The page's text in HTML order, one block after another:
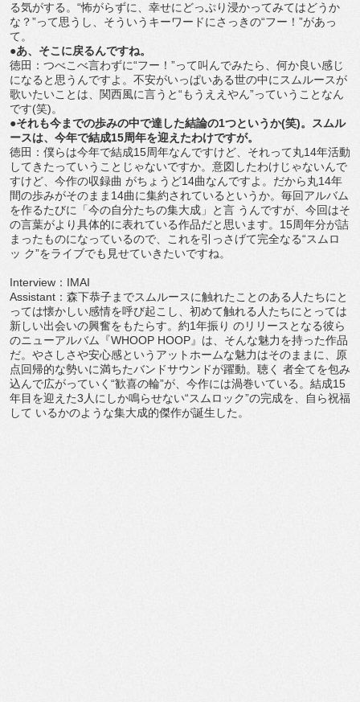
る気がする。“怖がらずに、幸せにどっぷり浸かってみてはどうか
な？”って思うし、そういうキーワードにさっきの“フー！”があっ
て。
●あ、そこに戻るんですね。
徳田：つべこべ言わずに“フー！”って叫んでみたら、何か良い感じ
になると思うんですよ。不安がいっぱいある世の中にスムルースが
歌いたいことは、関西風に言うと“もうええやん”っていうことなん
です(笑)。
●それも今までの歩みの中で達した結論の1つというか(笑)。スムル
ースは、今年で結成15周年を迎えたわけですが。
徳田：僕らは今年で結成15周年なんですけど、それって丸14年活動
してきたっていうことじゃないですか。意図したわけじゃないんで
すけど、今作の収録曲 がちょうど14曲なんですよ。だから丸14年
間の歩みがそのまま14曲に集約されているというか。毎回アルバム
を作るたびに「今の自分たちの集大成」と言 うんですが、今回はそ
の言葉がより具体的に表れている作品だと思います。15周年分が詰
まったものになっているので、これを引っさげて完全なる“スムロ
ッ ク”をライブでも見せていきたいですね。
Interview：IMAI
Assistant：森下恭子までスムルースに触れたことのある人たちにと
っては懐かしい感情を呼び起こし、初めて触れる人たちにとっては
新しい出会いの興奮をもたらす。約1年振り のリリースとなる彼ら
のニューアルバム『WHOOP HOOP』は、そんな魅力を持った作品
だ。やさしさや安心感というアットホームな魅力はそのままに、原
点回帰的な勢いに満ちたバンドサウンドが躍動。聴く 者全てを包み
込んで広がっていく“歓喜の輪”が、今作には渦巻いている。結成15
年目を迎えた3人にしか鳴らせない“スムロック”の完成を、自ら祝福
して いるかのような集大成的傑作が誕生した。